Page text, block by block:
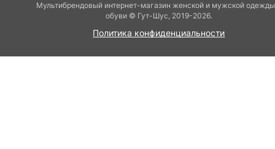
Мультибрендовый интернет-магазин женской и мужской
обуви © Гут-Шуc, 2019-2026.
Политика конфиденциальности